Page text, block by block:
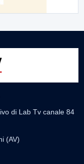
di Lab Tv canale 84
(AV)